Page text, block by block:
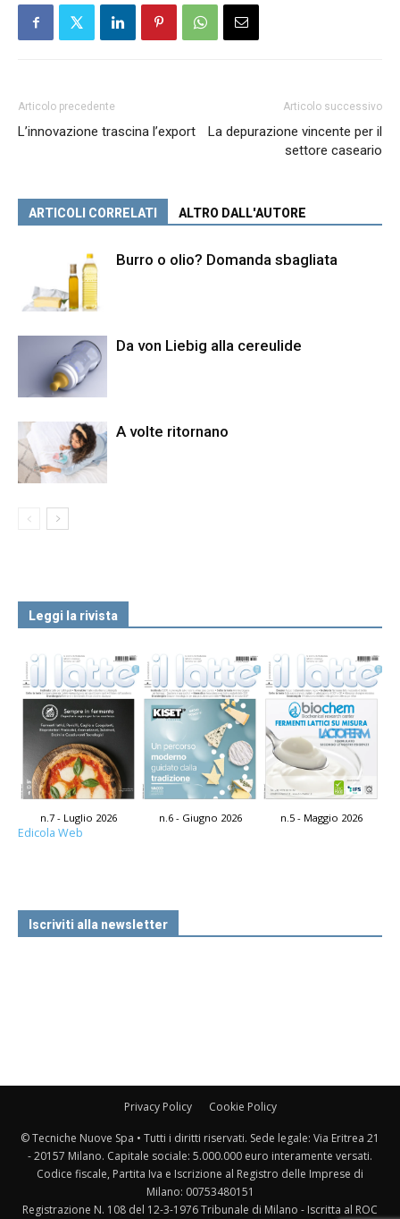
Articolo precedente
L’innovazione trascina l’export
Articolo successivo
La depurazione vincente per il
settore caseario
ARTICOLI CORRELATI ALTRO DALL'AUTORE
Burro o olio? Domanda sbagliata
Da von Liebig alla cereulide
A volte ritornano
Leggi la rivista
n.7 - Luglio 2026 n.6 - Giugno 2026 n.5 - Maggio 2026
Edicola Web
Iscriviti alla newsletter
Privacy Policy Cookie Policy
© Tecniche Nuove Spa • Tutti i diritti riservati. Sede legale: Via Eritrea 21
- 20157 Milano. Capitale sociale: 5.000.000 euro interamente versati.
Codice fiscale, Partita Iva e Iscrizione al Registro delle Imprese di
Milano: 00753480151
Registrazione N. 108 del 12-3-1976 Tribunale di Milano - Iscritta al ROC